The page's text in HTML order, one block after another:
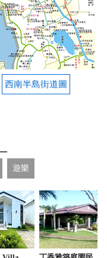
from google
餐，餐廳非常乾淨明
喜歡豬排蛋餅及鍋燒
有賣手搖杯，可以滿
山海的遊客，一定要
from google
上點餐，好吃有會
西南半島街道圖
遊樂